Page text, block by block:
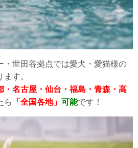
・世田谷拠点では愛犬・愛猫様の
す。
・名古屋・仙台・福島・青森・高
ら 「全国各地」 可能です！